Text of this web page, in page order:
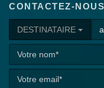
CONTACTEZ-NOUS
DESTINATAIRE